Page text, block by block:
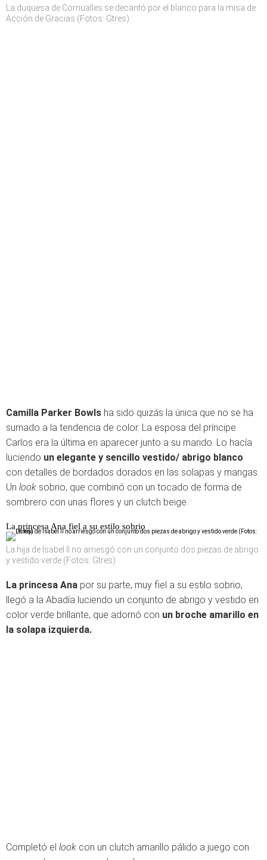
La duquesa de Cornualles se decantó por el blanco para la misa de
Acción de Gracias (Fotos: Gtres)
Camilla Parker Bowls ha sido quizás la única que no se ha
sumado a la tendencia de color. La esposa del príncipe
Carlos era la última en aparecer junto a su marido. Lo hacía
luciendo un elegante y sencillo vestido/ abrigo blanco
con detalles de bordados dorados en las solapas y mangas.
Un look sobrio, que combinó con un tocado de forma de
sombrero con unas flores y un clutch beige.
La princesa Ana fiel a su estilo sobrio
La hija de Isabel II no arriesgó con un conjunto dos piezas de abrigo
y vestido verde (Fotos: Gtres)
La princesa Ana por su parte, muy fiel a su estilo sobrio,
llegó a la Abadía luciendo un conjunto de abrigo y vestido en
color verde brillante, que adornó con un broche amarillo en
la solapa izquierda.
Completó el look con un clutch amarillo pálido a juego con